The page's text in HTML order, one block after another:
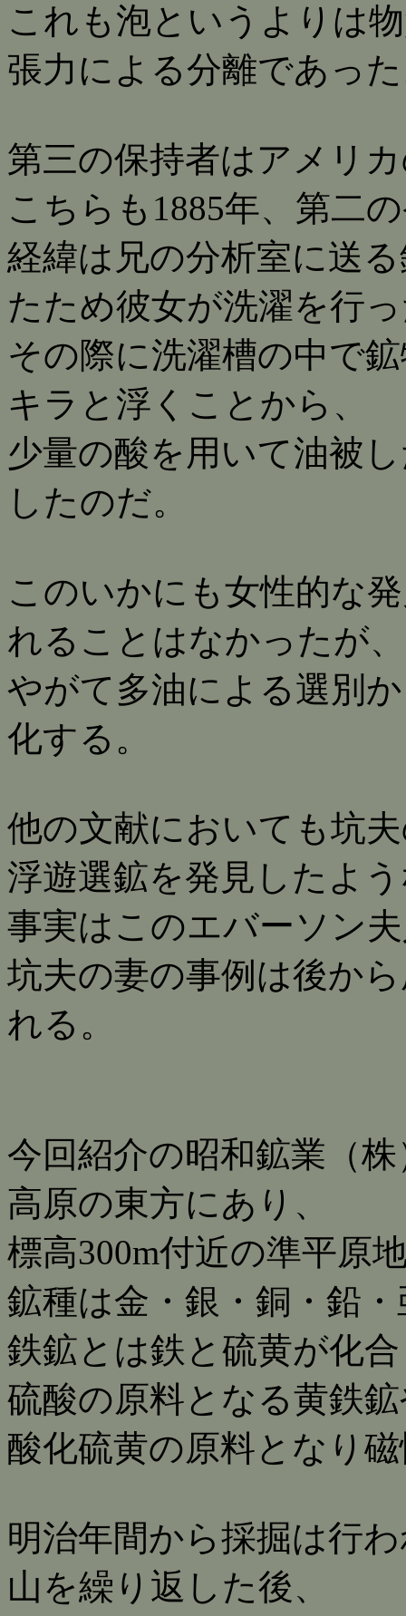
これも泡というよりは
張力による分離であっ
第三の保持者はアメリ
こちらも1885年、第二
経緯は兄の分析室に送
たため彼女が洗濯を行
その際に洗濯槽の中で
キラと浮くことから、
少量の酸を用いて油被
したのだ。
このいかにも女性的な
れることはなかったが、
やがて多油による選別
化する。
他の文献においても坑
浮遊選鉱を発見したよ
事実はこのエバーソン
坑夫の妻の事例は後か
れる。
今回紹介の昭和鉱業（
高原の東方にあり、
標高300m付近の準平原
鉱種は金・銀・銅・鉛
鉄鉱とは鉄と硫黄が化
硫酸の原料となる黄鉄
酸化硫黄の原料となり
明治年間から採掘は行
山を繰り返した後、